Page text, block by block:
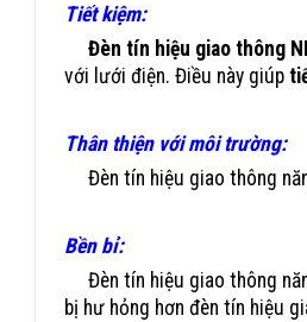
Tiết kiệm:
Đèn tín hiệu giao thông
với lưới điện. Điều này giúp
Thân thiện với môi trường:
Đèn tín hiệu giao thông
Bền bỉ:
Đèn tín hiệu giao thông
bị hư hỏng hơn đèn tín hiệu